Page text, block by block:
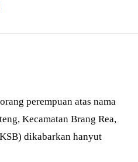
perempuan atas nama
Kecamatan Brang Rea,
dikabarkan hanyut